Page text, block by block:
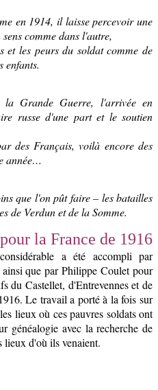
en 1914, il laisse percevoir une
comme dans l'autre,
et les peurs du soldat comme de
enfants.
la Grande Guerre, l'arrivée en
russe d'une part et le soutien
des Français, voilà encore des
année…
que l'on pût faire – les batailles
de Verdun et de la Somme.
la France de 1916
a été accompli par
que par Philippe Coulet pour
du Castellet, d'Entrevennes et de
Le travail a porté à la fois sur
lieux où ces pauvres soldats ont
généalogie avec la recherche de
lieux d'où ils venaient.